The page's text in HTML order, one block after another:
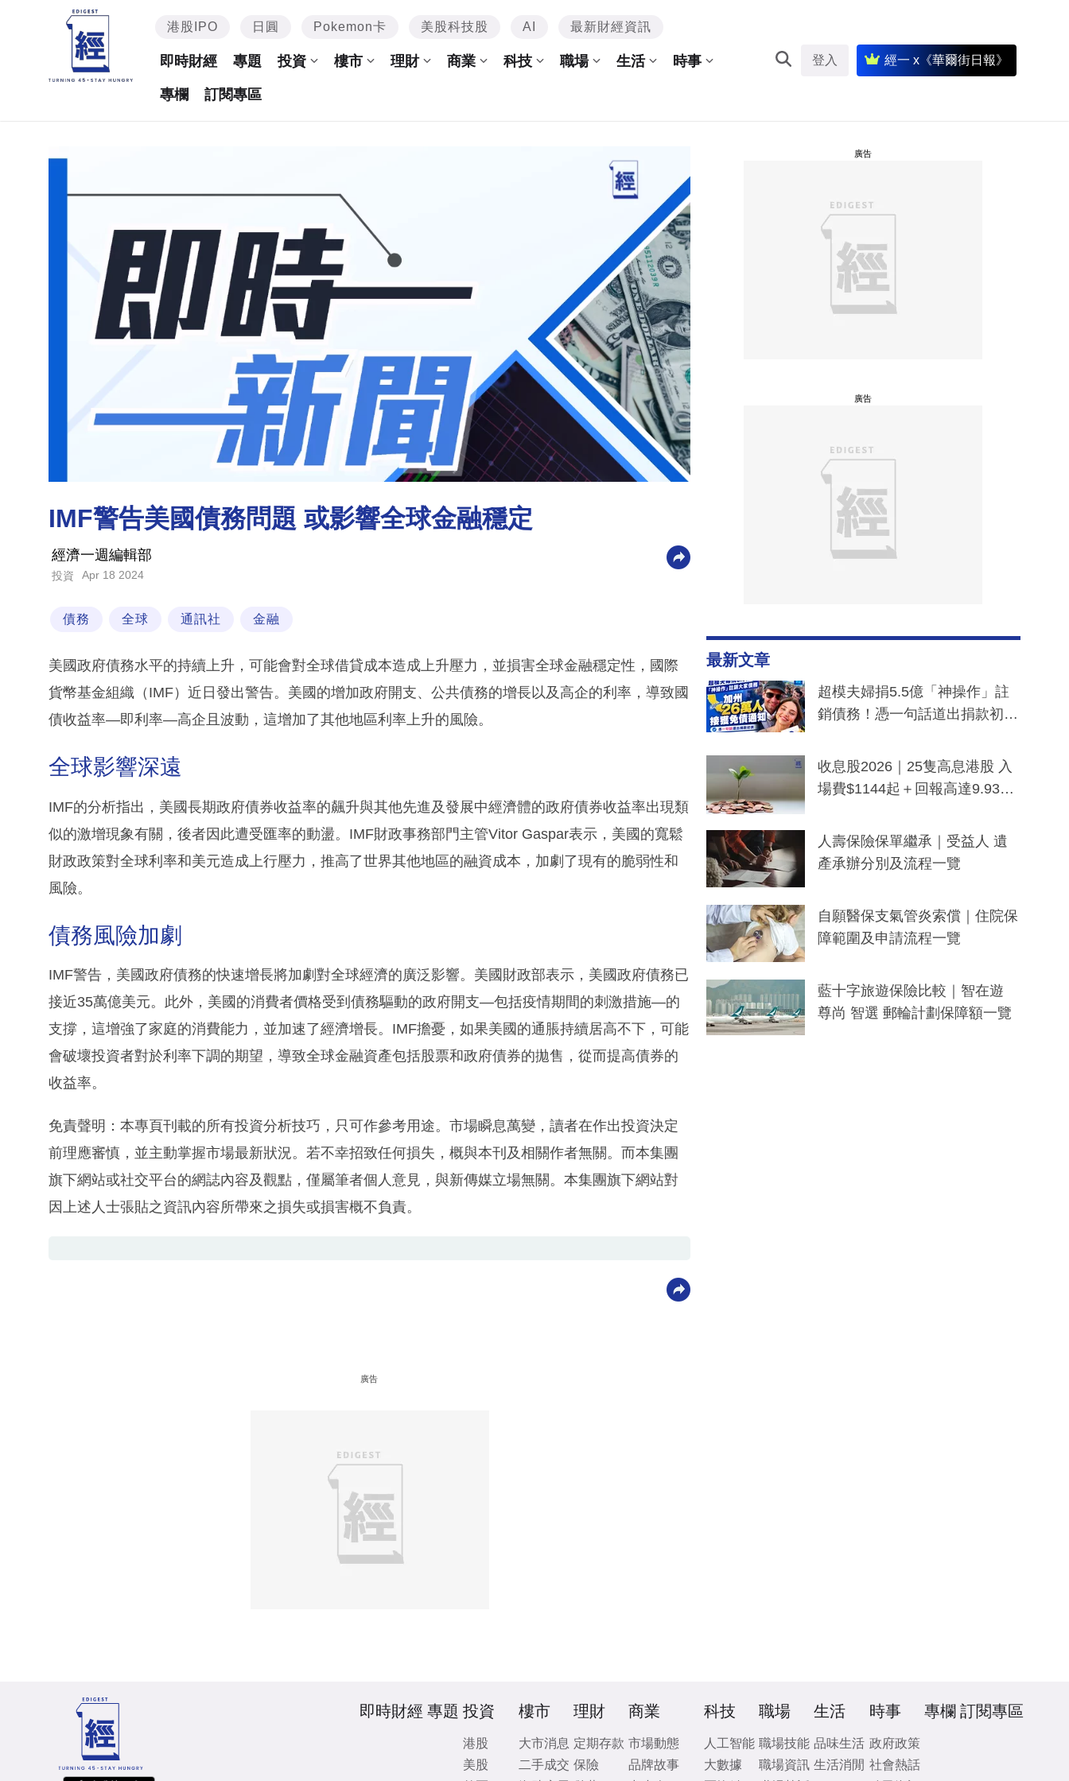
港股IPO 日圓 Pokemon卡 美股科技股 AI 最新財經資訊
即時財經 專題 投資 樓市 理財 商業 科技 職場 生活 時事
專欄 訂閱專區
登入 經一 x《華爾街日報》
IMF警告美國債務問題 或影響全球金融穩定
經濟一週編輯部
投資 Apr 18 2024
債務 全球 通訊社 金融
美國政府債務水平的持續上升，可能會對全球借貸成本造成上升壓力，並損害全球金融穩定性，國際
貨幣基金組織（IMF）近日發出警告。美國的增加政府開支、公共債務的增長以及高企的利率，導致國
債收益率—即利率—高企且波動，這增加了其他地區利率上升的風險。
全球影響深遠
IMF的分析指出，美國長期政府債券收益率的飆升與其他先進及發展中經濟體的政府債券收益率出現類
似的激增現象有關，後者因此遭受匯率的動盪。IMF財政事務部門主管Vitor Gaspar表示，美國的寬鬆
財政政策對全球利率和美元造成上行壓力，推高了世界其他地區的融資成本，加劇了現有的脆弱性和
風險。
債務風險加劇
IMF警告，美國政府債務的快速增長將加劇對全球經濟的廣泛影響。美國財政部表示，美國政府債務已
接近35萬億美元。此外，美國的消費者價格受到債務驅動的政府開支—包括疫情期間的刺激措施—的
支撐，這增強了家庭的消費能力，並加速了經濟增長。IMF擔憂，如果美國的通脹持續居高不下，可能
會破壞投資者對於利率下調的期望，導致全球金融資產包括股票和政府債券的拋售，從而提高債券的
收益率。
免責聲明：本專頁刊載的所有投資分析技巧，只可作參考用途。市場瞬息萬變，讀者在作出投資決定
前理應審慎，並主動掌握市場最新狀況。若不幸招致任何損失，概與本刊及相關作者無關。而本集團
旗下網站或社交平台的網誌內容及觀點，僅屬筆者個人意見，與新傳媒立場無關。本集團旗下網站對
因上述人士張貼之資訊內容所帶來之損失或損害概不負責。
廣告
廣告
廣告
最新文章
超模夫婦捐5.5億「神操作」註
銷債務！憑一句話道出捐款初
一度被誤當詐騙手段
收息股2026｜25隻高息港股 入
場費$1144起＋回報高達9.93
人壽保險保單繼承｜受益人 遺
產承辦分別及流程一覽
自願醫保支氣管炎索償｜住院保
障範圍及申請流程一覽
藍十字旅遊保險比較｜智在遊
尊尚 智選 郵輪計劃保障額一覽
即時財經 專題 投資
港股
美股
樓市
大市消息
二手成交
理財
定期存款
保險
商業
市場動態
品牌故事
科技
人工智能
大數據
職場
職場技能
職場資訊
生活
品味生活
生活消閒
時事
政府政策
社會熱話
專欄 訂閱專區